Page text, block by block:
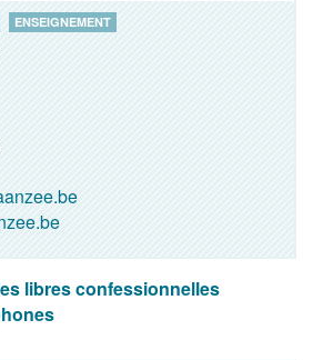
ENSEIGNEMENT
libres confessionnelles